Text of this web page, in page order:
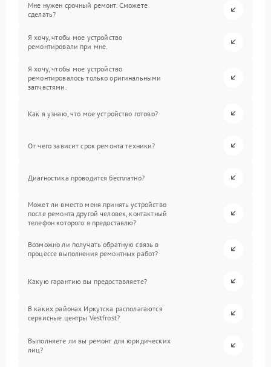
Мне нужен срочный ремонт. Сможете
сделать?
Я хочу, чтобы мое устройство
ремонтировали при мне.
Я хочу, чтобы мое устройство
ремонтировалось только оригинальными
запчастями.
Как я узнаю, что мое устройство готово?
От чего зависит срок ремонта техники?
Диагностика проводится бесплатно?
Может ли вместо меня принять устройство
после ремонта другой человек, контактный
телефон которого я предоставлю?
Возможно ли получать обратную связь в
процессе выполнения ремонтных работ?
Какую гарантию вы предоставляете?
В каких районах Иркутска располагаются
сервисные центры Vestfrost?
Выполняете ли вы ремонт для юридических
лиц?